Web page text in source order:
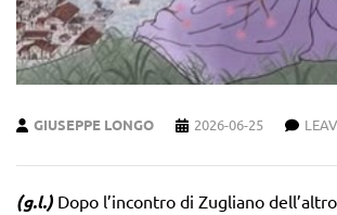
GIUSEPPE LONGO 2026-06-25
(g.l.) Dopo l’incontro di Zugliano